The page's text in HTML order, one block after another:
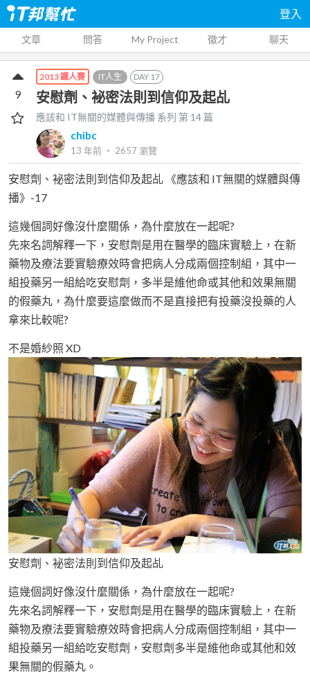
登入
文章 問答 My Project 徵才 聊天
2013 鐵人賽 IT人生 DAY 17
安慰劑、袐密法則到信仰及起乩
應該和 IT無關的媒體與傳播 系列 第 14 篇
chibc
13 年前 ‧ 2657瀏覽
9
安慰劑、袐密法則到信仰及起乩 《應該和 IT無關的媒體與傳
播》-17
這幾個詞好像沒什麼關係，為什麼放在一起呢?
先來名詞解釋一下，安慰劑是用在醫學的臨床實驗上，在新
藥物及療法要實驗療效時會把病人分成兩個控制組，其中一
組投藥另一組給吃安慰劑，多半是維他命或其他和效果無關
的假藥丸，為什麼要這麼做而不是直接把有投藥沒投藥的人
拿來比較呢?
不是婚紗照 XD
安慰劑、袐密法則到信仰及起乩
這幾個詞好像沒什麼關係，為什麼放在一起呢?
先來名詞解釋一下，安慰劑是用在醫學的臨床實驗上，在新
藥物及療法要實驗療效時會把病人分成兩個控制組，其中一
組投藥另一組給吃安慰劑，安慰劑多半是維他命或其他和效
果無關的假藥丸。